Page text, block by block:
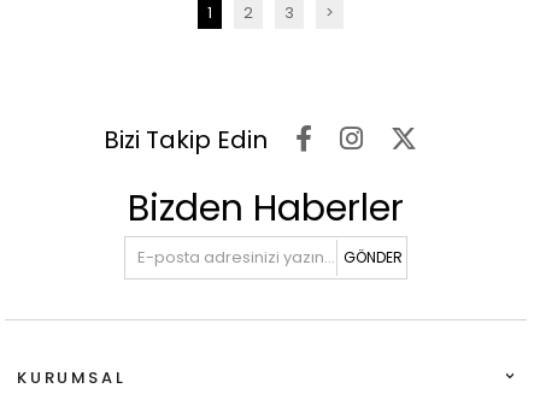
1 2 3 >
Bizi Takip Edin
Bizden Haberler
GÖNDER
KURUMSAL